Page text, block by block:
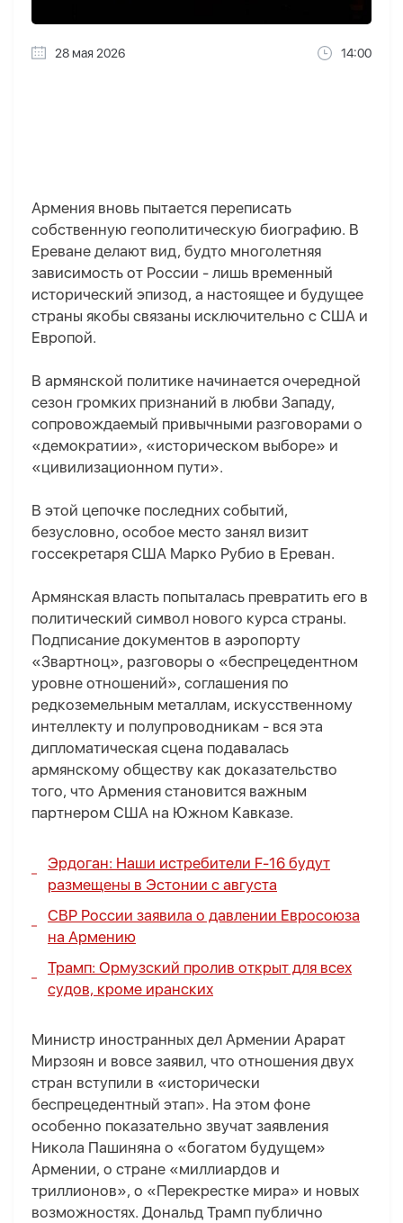
28 мая 2026 14:00
Армения вновь пытается переписать
собственную геополитическую биографию. В
Ереване делают вид, будто многолетняя
зависимость от России - лишь временный
исторический эпизод, а настоящее и будущее
страны якобы связаны исключительно с США и
Европой.
В армянской политике начинается очередной
сезон громких признаний в любви Западу,
сопровождаемый привычными разговорами о
«демократии», «историческом выборе» и
«цивилизационном пути».
В этой цепочке последних событий,
безусловно, особое место занял визит
госсекретаря США Марко Рубио в Ереван.
Армянская власть попыталась превратить его в
политический символ нового курса страны.
Подписание документов в аэропорту
«Звартноц», разговоры о «беспрецедентном
уровне отношений», соглашения по
редкоземельным металлам, искусственному
интеллекту и полупроводникам - вся эта
дипломатическая сцена подавалась
армянскому обществу как доказательство
того, что Армения становится важным
партнером США на Южном Кавказе.
Эрдоган: Наши истребители F-16 будут
размещены в Эстонии с августа
СВР России заявила о давлении Евросоюза
на Армению
Трамп: Ормузский пролив открыт для всех
судов, кроме иранских
Министр иностранных дел Армении Арарат
Мирзоян и вовсе заявил, что отношения двух
стран вступили в «исторически
беспрецедентный этап». На этом фоне
особенно показательно звучат заявления
Никола Пашиняна о «богатом будущем»
Армении, о стране «миллиардов и
триллионов», о «Перекрестке мира» и новых
возможностях. Дональд Трамп публично